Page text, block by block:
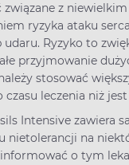
związane z niewielkim
ryzyka ataku
udaru. Ryzyko to
przyjmowanie
stosować
czasu leczenia niż
Intensive zawiera
nietolerancji na
o tym